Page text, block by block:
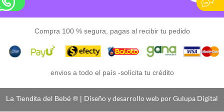
Compra 100 % segura, pagas al recibir tu pedido
envios a todo el país -solícita tu crédito
La Tiendita del Bebé ® | Diseño y desarrollo web por Gulupa Digital